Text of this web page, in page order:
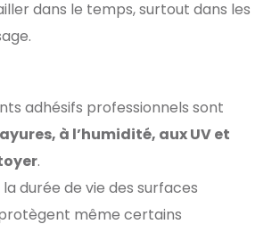
dans le temps, surtout dans les
adhésifs professionnels sont
à l’humidité, aux UV et
.
durée de vie des surfaces
même certains